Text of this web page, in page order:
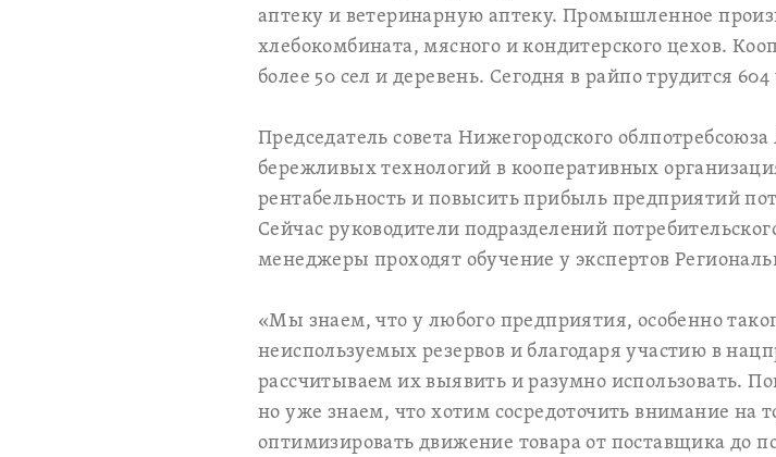
аптеку и ветеринарную аптеку. Промышленное
хлебокомбината, мясного и кондитерского цехов.
более 50 сел и деревень. Сегодня в райпо трудится 604
Председатель совета Нижегородского
бережливых технологий в кооперативных
рентабельность и повысить прибыль предприятий
Сейчас руководители подразделений
менеджеры проходят обучение у экспертов
«Мы знаем, что у любого предприятия, особенно
неиспользуемых резервов и благодаря участию в
рассчитываем их выявить и разумно использовать.
но уже знаем, что хотим сосредоточить внимание на
оптимизировать движение товара от поставщика до